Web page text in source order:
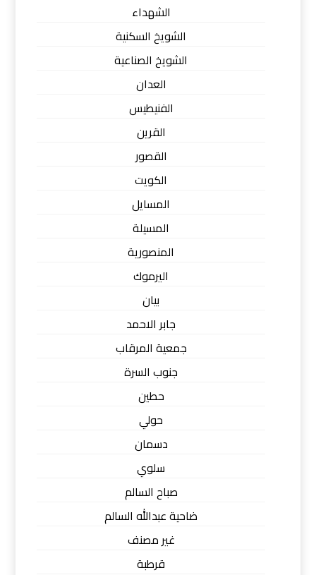
الشهداء
الشويخ السكنية
الشويخ الصناعية
العدان
الفنيطيس
القرين
القصور
الكويت
المسايل
المسيلة
المنصورية
اليرموك
بيان
جابر الاحمد
جمعية المرقاب
جنوب السرة
حطين
حولي
دسمان
سلوي
صباح السالم
ضاحية عبدالله السالم
غير مصنف
قرطبة